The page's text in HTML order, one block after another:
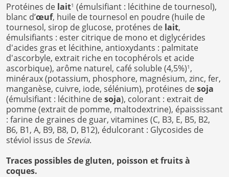
Protéines de lait1 (émulsifiant : lécithine de tournesol),
blanc d’œuf, huile de tournesol en poudre (huile de
tournesol, sirop de glucose, proténes de lait,
émulsifiants : ester citrique de mono et diglycérides
d'acides gras et lécithine, antioxydants : palmitate
d'ascorbyle, extrait riche en tocophérols et acide
ascorbique), arôme naturel, café soluble (4,5%)1 ,
minéraux (potassium, phosphore, magnésium, zinc, fer,
manganèse, cuivre, iode, sélénium), protéines desoja
(émulsifiant : lécithine desoja), colorant : extrait de
pomme (extrait de pomme, maltodextrine), épaississant
: farine de graines de guar, vitamines (C, B3, E, B5, B2,
B6, B1, A, B9, B8, D, B12), édulcorant : Glycosides de
stéviol issus de Stevia.
Traces possibles de gluten, poisson et fruits à
coques.